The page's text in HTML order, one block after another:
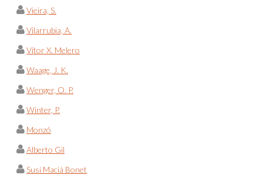
Vieira, S.
Vilarrubia, A.
Vítor X. Melero
Waage, J. K.
Wenger, O. P.
Winter, P.
Monzó
Alberto Gil
Susi Maciá Bonet